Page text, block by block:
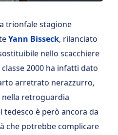
trionfale stagione
Yann Bisseck, rilanciato
nello scacchiere
2000 ha infatti dato
arretrato nerazzurro,
retroguardia
è però ancora da
che potrebbe complicare